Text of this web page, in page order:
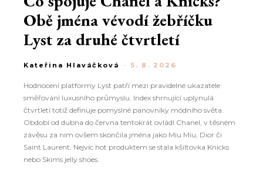
Obě jména vévodí žebříčku
Lyst za druhé čtvrtletí
Kateřina Hlaváčková - 5. 8. 2026
Hodnocení platformy Lyst patří mezi pravidelné ukazatele
směřování luxusního průmyslu. Index shrnující uplynulá
čtvrtletí totiž definuje pomyslné panovníky módního světa.
Období od dubna do června tentokrát ovládl Chanel, v těsném
závěsu za ním ovšem skončila jména jako Miu Miu, Dior či
Saint Laurent. Nejvíc hot produktem se stala kšiltovka Knicks
nebo Skims jelly shoes.